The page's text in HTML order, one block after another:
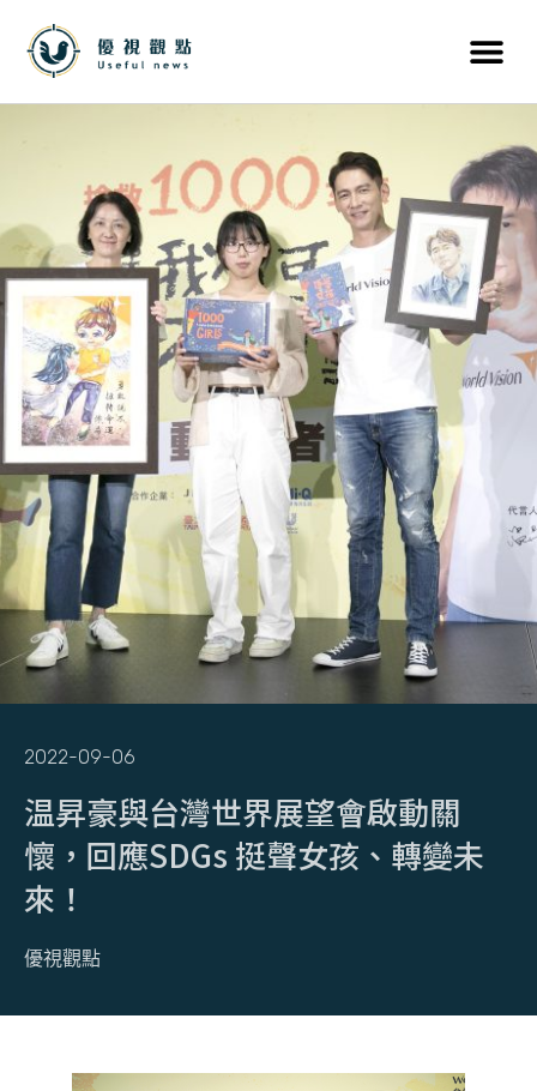
2022-09-06
温昇豪與台灣世界展望會啟動關
懷，回應SDGs 挺聲女孩、轉變未
來！
優視觀點